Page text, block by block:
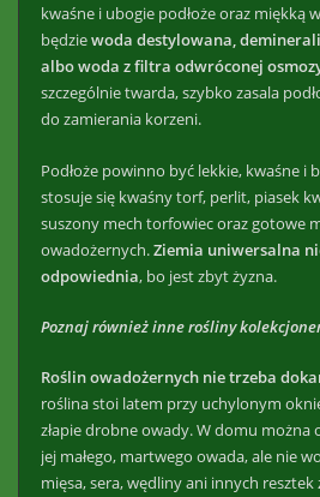
kwaśne i ubogie podłoże oraz miękką
będziewoda destylowana,
albo woda z filtra odwróconej
szczególnie twarda, szybko zasala
do zamierania korzeni.
Podłoże powinno być lekkie, kwaśne i
stosuje się kwaśny torf, perlit, piasek
suszony mech torfowiec oraz gotowe
owadożernych.Ziemia uniwersalna
odpowiednia, bo jest zbyt żyzna.
Poznaj również inne rośliny
Roślin owadożernych nie trzeba
roślina stoi latem przy uchylonym
złapie drobne owady. W domu można
jej małego, martwego owada, ale nie
mięsa, sera, wędliny ani innych resztek